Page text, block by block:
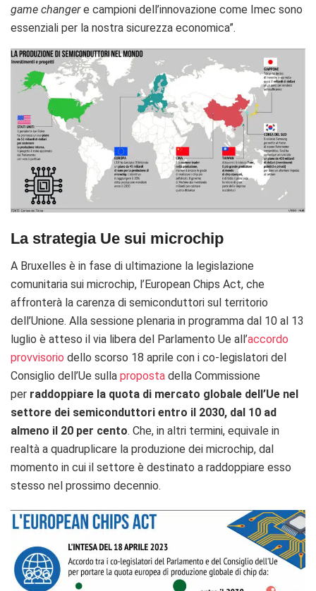
game changere campioni dell’innovazione come Imec sono
essenziali per la nostra sicurezza economica”.
La strategia Ue sui microchip
A Bruxelles è in fase di ultimazione la legislazione
comunitaria sui microchip, l’European Chips Act, che
affronterà la carenza di semiconduttori sul territorio
dell’Unione. Alla sessione plenaria in programma dal 10 al 13
luglio è atteso il via libera del Parlamento Ue all’accordo
provvisorio dello scorso 18 aprile con i co-legislatori del
Consiglio dell’Ue sulla proposta della Commissione
per raddoppiare la quota di mercato globale dell’Ue nel
settore dei semiconduttori entro il 2030, dal 10 ad
almeno il 20 per cento. Che, in altri termini, equivale in
realtà a quadruplicare la produzione dei microchip, dal
momento in cui il settore è destinato a raddoppiare esso
stesso nel prossimo decennio.